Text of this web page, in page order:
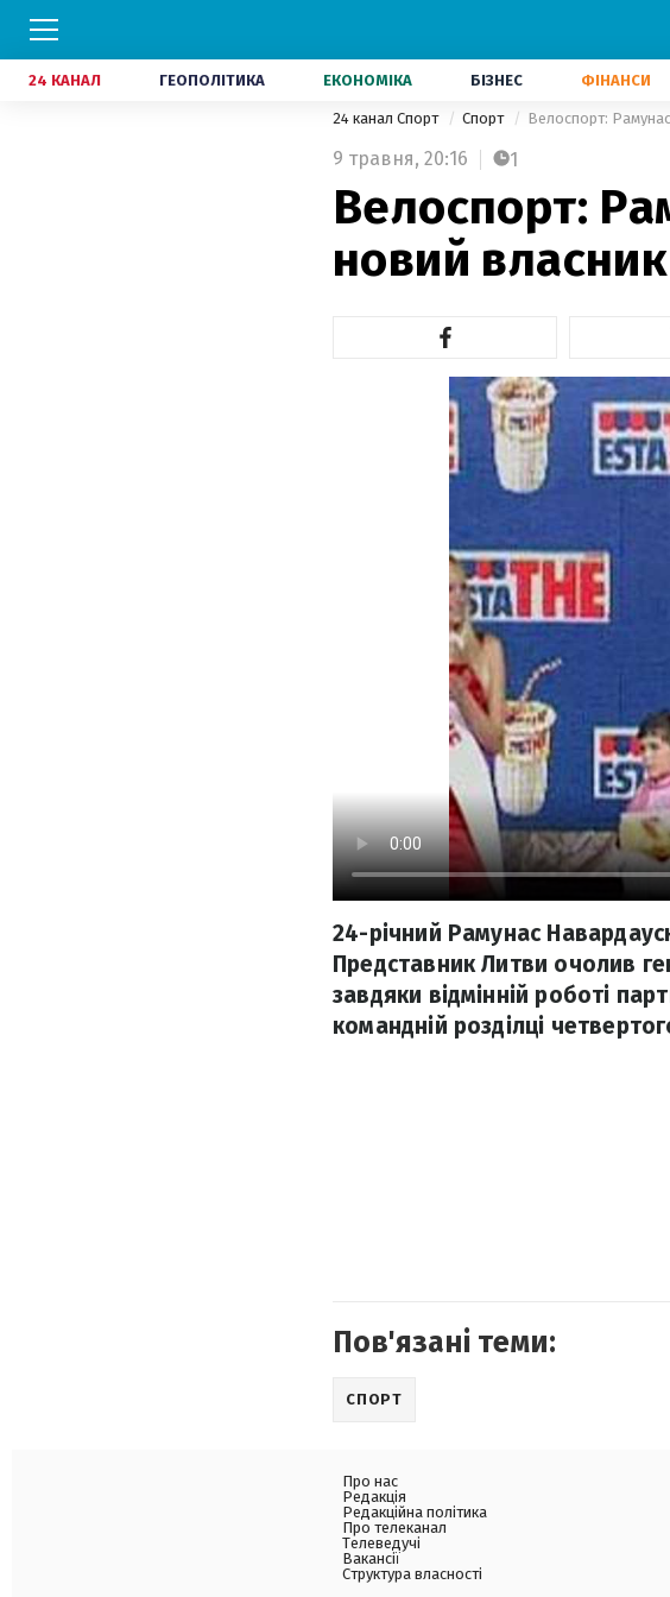
24 КАНАЛ ГЕОПОЛІТИКА ЕКОНОМІКА БІЗНЕС ФІНАНСИ
24 канал Спорт Спорт Велоспорт:
9 травня, 20:16 1
Велоспорт:
новий
24-річний Рамунас
Представник Литви очолив
завдяки відмінній роботі
командній розділці
Пов'язані теми:
СПОРТ
Про нас
Редакція
Редакційна політика
Про телеканал
Телеведучі
Вакансії
Структура власності